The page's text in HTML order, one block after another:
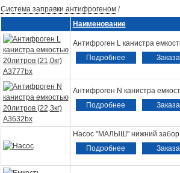
Система заправки антифрогеном/
Наименование
Антифроген L канистра
Подробнее
Антифроген N канистра
Подробнее
Насос "МАЛЫШ" нижний
Подробнее